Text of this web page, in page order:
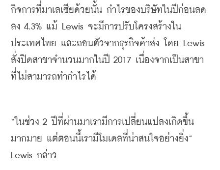
กิจการที่มาเลเซียด้วยนั้น กำไรของบริษัท ในปีก่อนลด
ลง 4.3% แม้ Lewis จะมีการปรับโครงสร้างใน
ประเทศไทย และถอนตัวจากธุรกิจค้าส่ง โดย
สั่งปิดสาขาจำนวนมากในปี 2017 เนื่องจากเป็นสาขา
ที่ไม่สามารถทำกำไรได้
“ ในช่วง 2 ปีที่ผ่านมาเรามีการเปลี่ยนแปลงเกิดขึ้น
มากมาย แต่ตอนนี้เรามีโมเดลที่น่าสนใจอย่างยิ่ง”
Lewis กล่าว